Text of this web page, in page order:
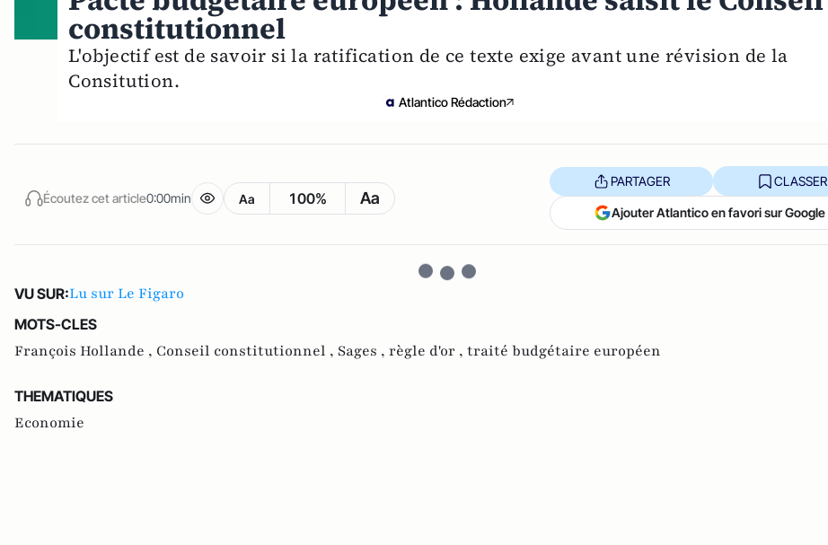
constitutionnel
L'objectif est de savoir si la ratification de ce texte exige avant une révision de la
Consitution.
Atlantico Rédaction
Écoutez cet article0:00min Aa 100% Aa
PARTAGER CLASSER
Ajouter Atlantico en favori sur Google
VU SUR:Lu sur Le Figaro
MOTS-CLES
François Hollande , Conseil constitutionnel , Sages , règle d'or , traité budgétaire européen
THEMATIQUES
Economie